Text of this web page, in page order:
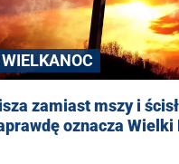
WIELKANOC
zamiast mszy i
oznacza Wielki